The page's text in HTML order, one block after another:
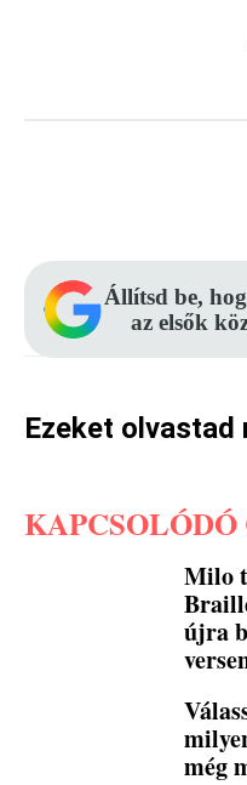
Állítsd be,
az elsők
Ezeket olvastad
Milo
újra
még